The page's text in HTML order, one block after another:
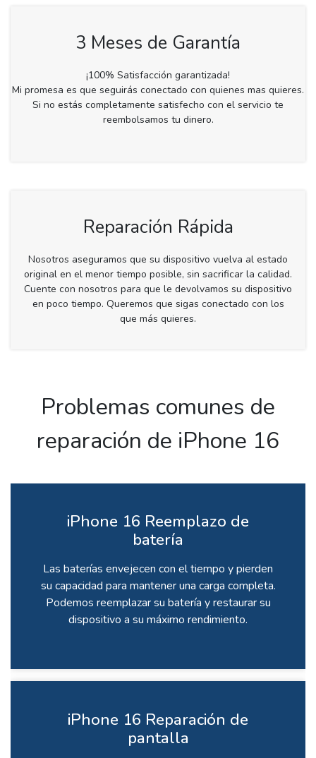
3 Meses de Garantía
¡100% Satisfacción garantizada!
Mi promesa es que seguirás conectado con quienes mas quieres.
Si no estás completamente satisfecho con el servicio te
reembolsamos tu dinero.
Reparación Rápida
Nosotros aseguramos que su dispositivo vuelva al estado
original en el menor tiempo posible, sin sacrificar la calidad.
Cuente con nosotros para que le devolvamos su dispositivo
en poco tiempo. Queremos que sigas conectado con los
que más quieres.
Problemas comunes de
reparación de iPhone 16
iPhone 16 Reemplazo de
batería
Las baterías envejecen con el tiempo y pierden
su capacidad para mantener una carga completa.
Podemos reemplazar su batería y restaurar su
dispositivo a su máximo rendimiento.
iPhone 16 Reparación de
pantalla